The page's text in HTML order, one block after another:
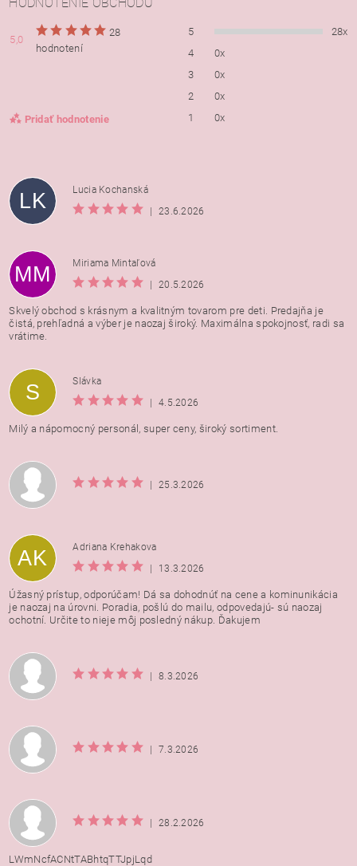
5,0
28
hodnotení
Pridať hodnotenie
5
28x
4
0x
3
0x
2
0x
1
0x
Vložením hodnotenie súhlasíte s
osobných údajov
LK
Lucia Kochanská
|
23.6.2026
MM
Miriama Mintaľová
|
20.5.2026
Skvelý obchod s krásnym a kvalitným tovarom pre deti. Predajňa je
čistá, prehľadná a výber je naozaj široký. Maximálna spokojnosť, radi sa
vrátime.
S
Slávka
|
4.5.2026
Milý a nápomocný personál, super ceny, široký sortiment.
| 25.3.2026
AK
Adriana Krehakova
|
13.3.2026
Úžasný prístup, odporúčam! Dá sa dohodnúť na cene a kominunikácia
je naozaj na úrovni. Poradia, pošlú do mailu, odpovedajú- sú naozaj
ochotní. Určite to nieje môj posledný nákup. Ďakujem
| 8.3.2026
| 7.3.2026
| 28.2.2026
LWmNcfACNtTABhtqTTJpjLqd